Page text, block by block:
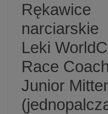
Rękawice
narciarskie
Leki
Race
Junior